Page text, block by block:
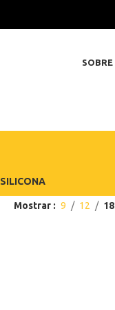
SILICONA
Mostrar 9 12 18